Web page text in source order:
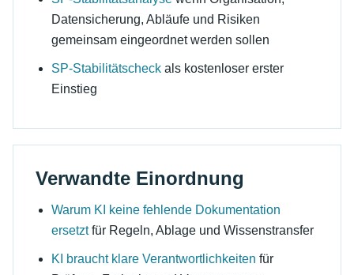
Datensicherung, Abläufe und Risiken
gemeinsam eingeordnet werden sollen
SP-Stabilitätscheck als kostenloser erster
Einstieg
Verwandte Einordnung
Warum KI keine fehlende Dokumentation
ersetztfür Regeln, Ablage und Wissenstransfer
KI braucht klare Verantwortlichkeiten für